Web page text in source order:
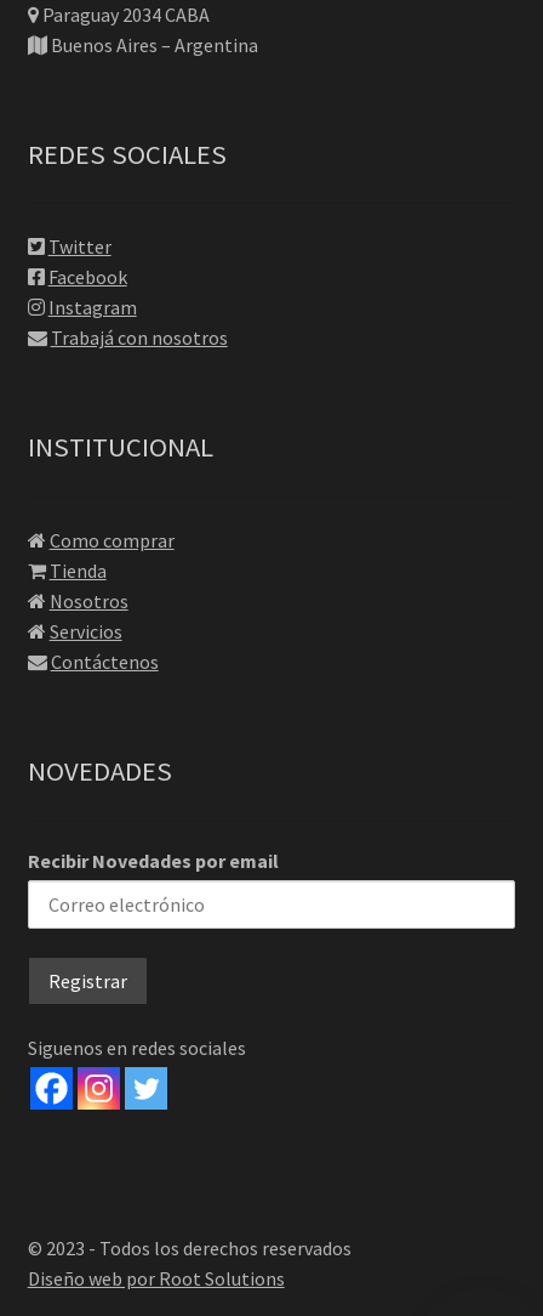
Paraguay 2034 CABA
Buenos Aires – Argentina
REDES SOCIALES
Twitter
Facebook
Instagram
Trabajá con nosotros
INSTITUCIONAL
Como comprar
Tienda
Nosotros
Servicios
Contáctenos
NOVEDADES
Recibir Novedades por email
Siguenos en redes sociales
© 2023 - Todos los derechos reservados
Diseño web por Root Solutions